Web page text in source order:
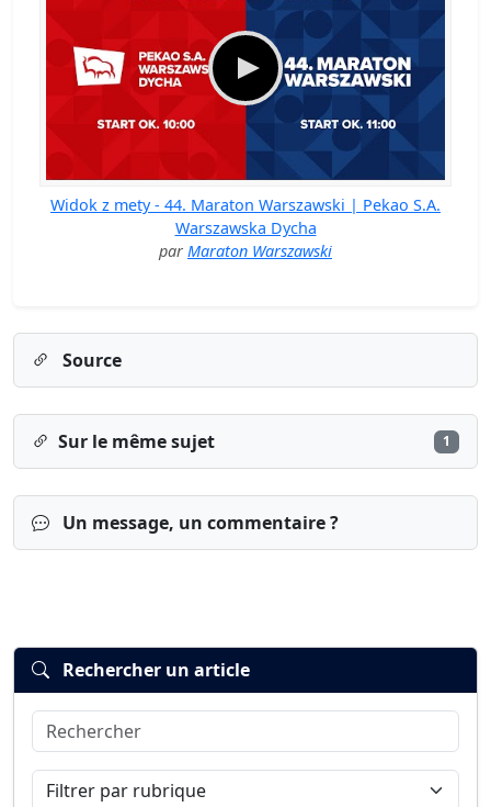
Widok z mety - 44. Maraton Warszawski | Pekao S.A.
Warszawska Dycha
par Maraton Warszawski
Source
Sur le même sujet 1
Un message, un commentaire ?
Connexion
Rechercher un article
Rechercher
Filtrer par rubrique